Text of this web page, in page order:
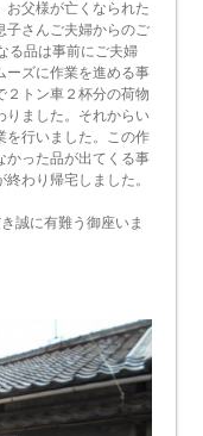
お父様が亡くなられた
子さんご夫婦からのご
る品は事前にご夫婦
ーズに作業を進める事
２トン車２杯分の荷物
りました。それからい
を行いました。この作
かった品が出てくる事
わり帰宅しました。
誠に有難う御座いま